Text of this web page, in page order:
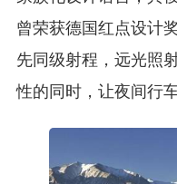
曾荣获德国红点设计
先同级射程，远光照
性的同时，让夜间行